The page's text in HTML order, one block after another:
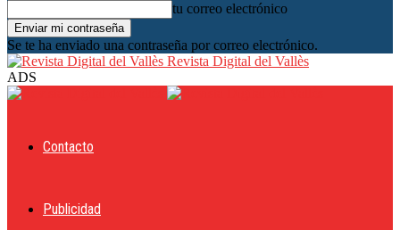
tu correo electrónico
Se te ha enviado una contraseña por correo electrónico.
Revista Digital del Vallès
ADS
Contacto
Publicidad